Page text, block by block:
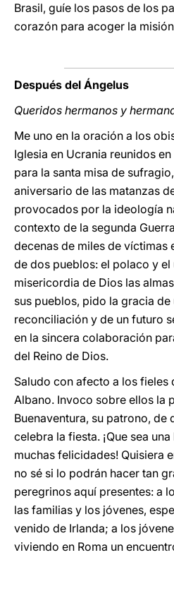
Brasil, guíe los pasos de los
corazón para acoger la
Después del Ángelus
Queridos hermanos y
Me uno en la oración a los
Iglesia en Ucrania reunidos
para la santa misa de
aniversario de las matanzas
provocados por la ideología
contexto de la segunda
decenas de miles de víctimas
de dos pueblos: el polaco y
misericordia de Dios las
sus pueblos, pido la gracia
reconciliación y de un futuro
en la sincera colaboración
del Reino de Dios.
Saludo con afecto a los fieles
Albano. Invoco sobre ellos la
Buenaventura, su patrono, de
celebra la fiesta. ¡Que sea
muchas felicidades! Quisiera
no sé si lo podrán hacer tan
peregrinos aquí presentes: a
las familias y los jóvenes,
venido de Irlanda; a los
viviendo en Roma un